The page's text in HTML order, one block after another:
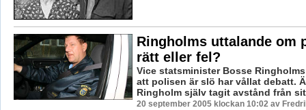
Ringholms uttalande om
rätt eller fel?
Vice statsminister Bosse
att polisen är slö har vållat debatt.
Ringholm själv tagit avstånd från
20 september 2005 klockan 10:02 av